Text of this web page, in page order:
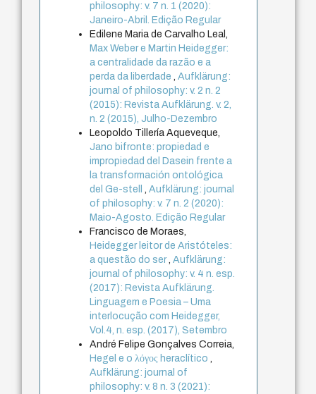
philosophy: v. 7 n. 1 (2020):
Janeiro-Abril. Edição Regular
Edilene Maria de Carvalho Leal,
Max Weber e Martin Heidegger:
a centralidade da razão e a
perda da liberdade,Aufklärung:
journal of philosophy: v. 2 n. 2
(2015): Revista Aufklärung. v. 2,
n. 2 (2015), Julho-Dezembro
Leopoldo Tillería Aqueveque,
Jano bifronte: propiedad e
impropiedad del Dasein frente a
la transformación ontológica
del Ge-stell,Aufklärung: journal
of philosophy: v. 7 n. 2 (2020):
Maio-Agosto. Edição Regular
Francisco de Moraes,
Heidegger leitor de Aristóteles:
a questão do ser,Aufklärung:
journal of philosophy: v. 4 n. esp.
(2017): Revista Aufklärung.
Linguagem e Poesia – Uma
interlocução com Heidegger,
Vol.4, n. esp. (2017), Setembro
André Felipe Gonçalves Correia,
Hegel e o λόγος heraclítico,
Aufklärung: journal of
philosophy: v. 8 n. 3 (2021):